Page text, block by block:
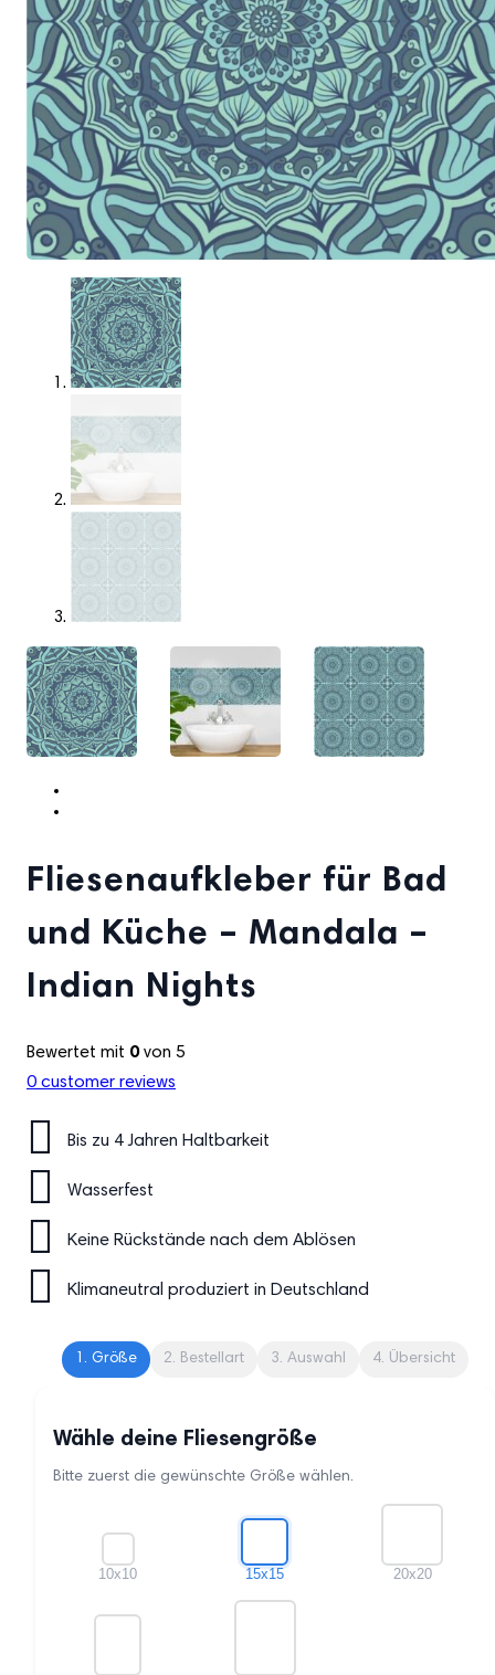
Fliesenaufkleber für Bad
und Küche – Mandala –
Indian Nights
Bewertet mit 0von 5
0 customer reviews
Bis zu 4 Jahren Haltbarkeit
Wasserfest
Keine Rückstände nach dem Ablösen
Klimaneutral produziert in Deutschland
1. Größe 2. Bestellart 3. Auswahl 4. Übersicht
Wähle deine Fliesengröße
Bitte zuerst die gewünschte Größe wählen.
10x10 15x15 20x20